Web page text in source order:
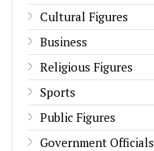
Cultural Figures
Business
Religious Figures
Sports
Public Figures
Government Officials